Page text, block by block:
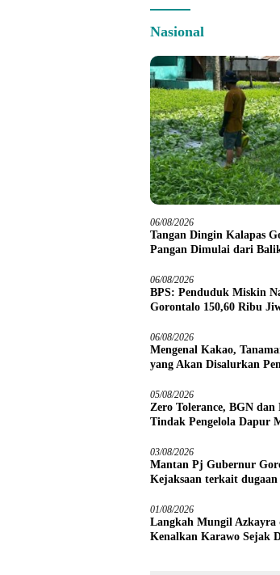
Nasional
06/08/2026
Tangan Dingin Kalapas
Pangan Dimulai dari
06/08/2026
BPS: Penduduk Miskin
Gorontalo 150,60 Ribu
06/08/2026
Mengenal Kakao,
yang Akan Disalurkan
05/08/2026
Zero Tolerance, BGN
Tindak Pengelola Dapur
03/08/2026
Mantan Pj Gubernur
Kejaksaan terkait
01/08/2026
Langkah Mungil
Kenalkan Karawo Sejak